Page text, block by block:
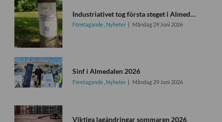
Industriativet tog första steget i Almedalen
Företagande Nyheter Måndag 29 Juni 2026
Sinf i Almedalen 2026
Företagande Nyheter Måndag 29 Juni 2026
Viktiga lagändringar sommaren 2026